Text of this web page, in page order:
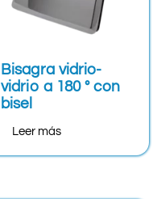
Bisagra vidrio-
vidrio a 180 ° con
bisel
Leer más